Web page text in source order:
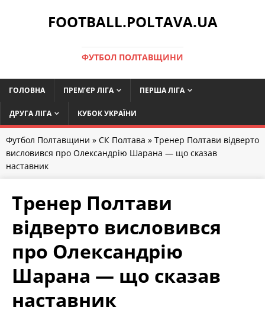
FOOTBALL.POLTAVA.UA
ФУТБОЛ ПОЛТАВЩИНИ
ГОЛОВНА ПРЕМ’ЄР ЛІГА ПЕРША ЛІГА
ДРУГА ЛІГА КУБОК УКРАЇНИ
Футбол Полтавщини » СК Полтава » Тренер Полтави відверто
висловився про Олександрію Шарана — що сказав
наставник
Тренер Полтави
відверто висловився
про Олександрію
Шарана — що сказав
наставник